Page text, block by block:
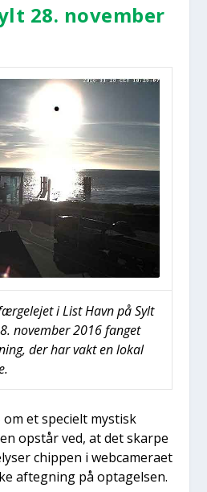
28. novem­ber
i List Havn på Sylt
novem­ber 2016 fan­get
der har vakt en lokal
et spe­ci­elt mystisk
opstår ved, at det skar­pe
chip­pen i webca­me­ra­et
afteg­ning på opta­gel­sen.